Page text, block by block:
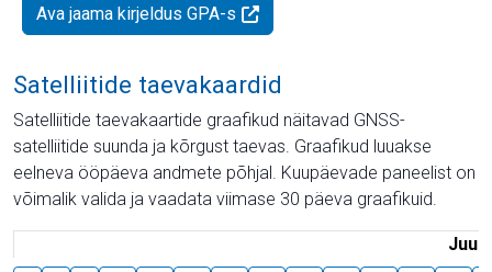
Ava jaama kirjeldus GPA-s
Satelliitide taevakaardid
Satelliitide taevakaartide graafikud näitavad GNSS-
satelliitide suunda ja kõrgust taevas. Graafikud luuakse
eelneva ööpäeva andmete põhjal. Kuupäevade paneelist on
võimalik valida ja vaadata viimase 30 päeva graafikuid.
Juuli